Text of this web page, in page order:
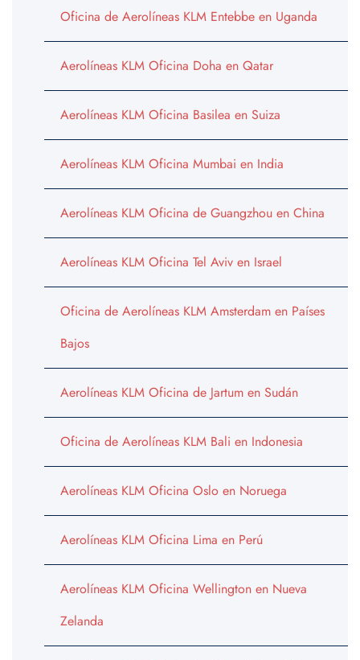
Oficina de Aerolíneas KLM Entebbe en Uganda
Aerolíneas KLM Oficina Doha en Qatar
Aerolíneas KLM Oficina Basilea en Suiza
Aerolíneas KLM Oficina Mumbai en India
Aerolíneas KLM Oficina de Guangzhou en China
Aerolíneas KLM Oficina Tel Aviv en Israel
Oficina de Aerolíneas KLM Amsterdam en Países
Bajos
Aerolíneas KLM Oficina de Jartum en Sudán
Oficina de Aerolíneas KLM Bali en Indonesia
Aerolíneas KLM Oficina Oslo en Noruega
Aerolíneas KLM Oficina Lima en Perú
Aerolíneas KLM Oficina Wellington en Nueva
Zelanda